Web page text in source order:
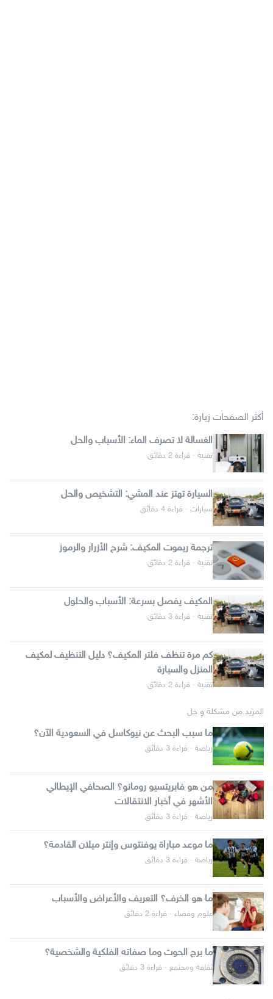
أكثر الصفحات زيارة:
الغسالة لا تصرف الماء: الأسباب والحل
تقنية · قراءة 2 دقائق
السيارة تهتز عند المشي: التشخيص والحل
سيارات · قراءة 4 دقائق
ترجمة ريموت المكيف: شرح الأزرار والرموز
تقنية · قراءة 2 دقائق
المكيف يفصل بسرعة: الأسباب والحلول
تقنية · قراءة 3 دقائق
كم مرة تنظف فلتر المكيف؟ دليل التنظيف لمكيف
المنزل والسيارة
تقنية · قراءة 2 دقائق
المزيد من مشكلة و حل
ما سبب البحث عن نيوكاسل في السعودية الآن؟
رياضة · قراءة 3 دقائق
من هو فابريتسيو رومانو؟ الصحافي الإيطالي
الأشهر في أخبار الانتقالات
رياضة · قراءة 3 دقائق
ما موعد مباراة يوفنتوس وإنتر ميلان القادمة؟
رياضة · قراءة 3 دقائق
ما هو الخرف؟ التعريف والأعراض والأسباب
علوم وفضاء · قراءة 2 دقائق
ما برج الحوت وما صفاته الفلكية والشخصية؟
ثقافة ومجتمع · قراءة 3 دقائق